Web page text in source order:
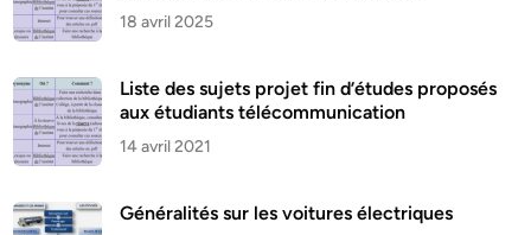
18 avril 2025
Liste des sujets projet fin d’études proposés
aux étudiants télécommunication
14 avril 2021
Généralités sur les voitures électriques